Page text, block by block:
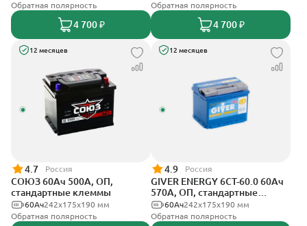
Обратная полярность
4 700 ₽
Обратная полярность
4 700 ₽
12 месяцев
4.7 Россия
СОЮЗ 60Ач 500А, ОП,
стандартные клеммы
242x175x190 мм
60Ач
Обратная полярность
12 месяцев
4.9 Россия
GIVER ENERGY 6СТ-60.0 60Ач
570А, ОП, стандартные
клеммы242х175х190 мм
60Ач
Обратная полярность